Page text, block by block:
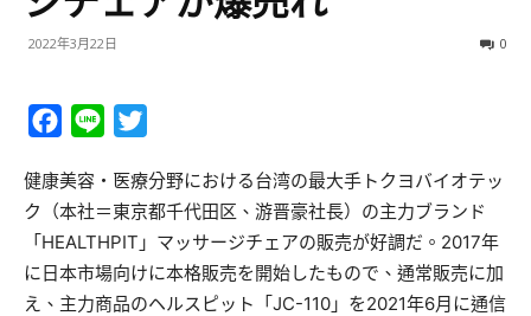
2022年3月22日 0
Facebook
Line
健康美容・医療分野における台湾の最大手トクヨバイオテッ
ク（本社＝東京都千代田区、游晋豪社長）の主力ブランド
「HEALTHPIT」マッサージチェアの販売が好調だ。2017年
に日本市場向けに本格販売を開始したもので、通常販売に加
え、主力商品のヘルスピット「JC-110」を2021年6月に通信